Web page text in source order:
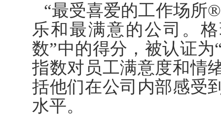
“最受喜爱的工作场所®
乐和最满意的公司。
数”中的得分，被认证为
指数对员工满意度和情
括他们在公司内部感受
水平。